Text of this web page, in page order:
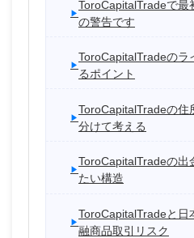
ToroCapitalTradeで最
の警告です
ToroCapitalTradeのラ
るポイント
ToroCapitalTradeの住
分けて考える
ToroCapitalTradeの出
たい構造
ToroCapitalTradeと日
融商品取引リスク